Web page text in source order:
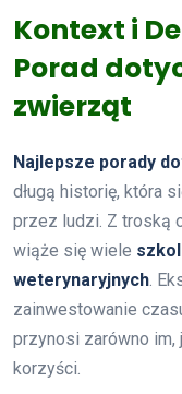
Kontext i
Porad
zwierząt
Najlepsze porady
długą historię, która
przez ludzi. Z troską
wiąże się wiele
weterynaryjnych.
zainwestowanie
przynosi zarówno im,
korzyści.